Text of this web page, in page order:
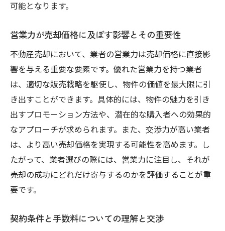
可能となります。
営業力が売却価格に及ぼす影響とその重要性
不動産売却において、業者の営業力は売却価格に直接影
響を与える重要な要素です。優れた営業力を持つ業者
は、適切な販売戦略を駆使し、物件の価値を最大限に引
き出すことができます。具体的には、物件の魅力を引き
出すプロモーション方法や、潜在的な購入者への効果的
なアプローチが求められます。また、交渉力が高い業者
は、より高い売却価格を実現する可能性を高めます。し
たがって、業者選びの際には、営業力に注目し、それが
売却の成功にどれだけ寄与するのかを評価することが重
要です。
契約条件と手数料についての理解と交渉